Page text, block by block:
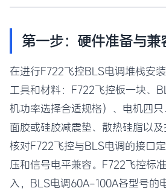
第一步：硬件准备与兼
在进行F722飞控BLS电调堆栈安
工具和材料：F722飞控板一块、
机功率选择合适规格）、电机四
面胶或硅胶减震垫、散热硅脂以
核对F722飞控与BLS电调的接口
压和信号电平兼容。F722飞控标
入，BLS电调60A-100A各型号的